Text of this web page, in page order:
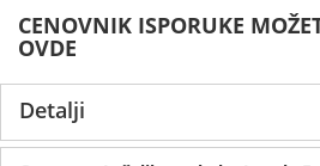
CENOVNIK ISPORUKE
OVDE
Detalji